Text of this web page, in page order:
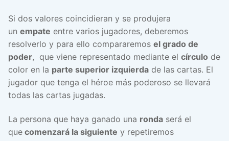
Si dos valores coincidieran y se produjera
un empate entre varios jugadores, deberemos
resolverlo y para ello compararemos el grado de
poder, que viene representado mediante el círculo de
color en la parte superior izquierda de las cartas. El
jugador que tenga el héroe más poderoso se llevará
todas las cartas jugadas.
La persona que haya ganado una ronda será el
que comenzará la siguiente y repetiremos